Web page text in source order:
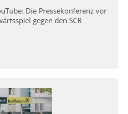
Die Pressekonferenz vor
gegen den SCR